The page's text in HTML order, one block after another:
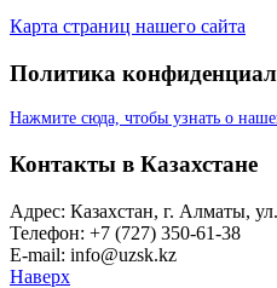
Карта страниц нашего сайта
Политика
Нажмите сюда, чтобы узнать о
Контакты в Казахстане
Адрес: Казахстан, г. Алматы,
Телефон: +7 (727) 350-61-38
E-mail: info@uzsk.kz
Наверх